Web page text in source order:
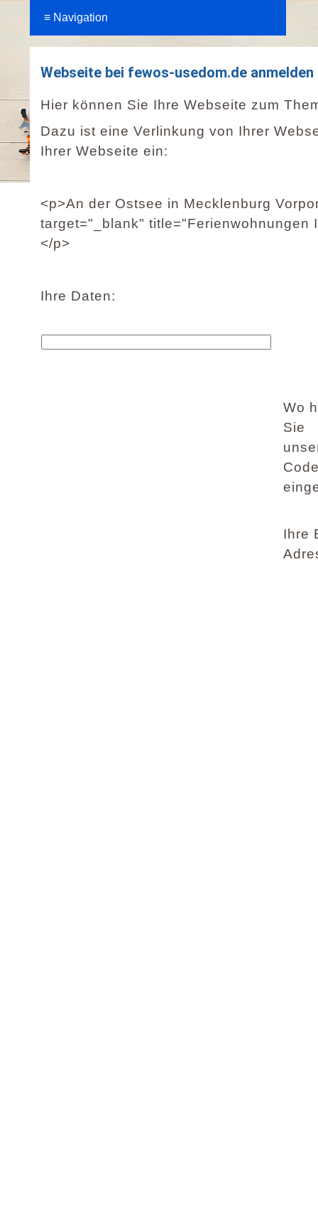
Webseite bei fewos-usedom.de anmelden
Hier können Sie Ihre Webseite zum
Dazu ist eine Verlinkung von Ihrer
Ihrer Webseite ein:
<p>An der Ostsee in Mecklenburg
target="_blank" title="Ferienwohnungen
</p>
Ihre Daten:
Wo
Sie
Ihre